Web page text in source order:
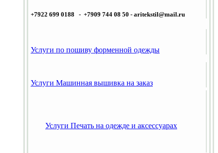
+7922 699 0188 - +7909 744 08 50 - aritekstil@mail.ru
Услуги по пошиву форменной одежды
Услуги Машинная вышивка на заказ
Услуги Печать на одежде и аксессуарах